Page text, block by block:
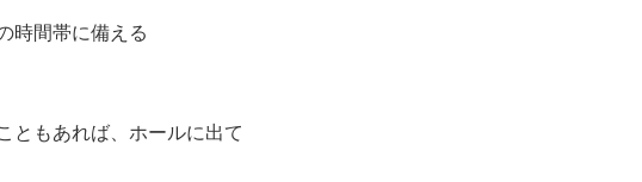
時間帯に備える
ともあれば、ホールに出て